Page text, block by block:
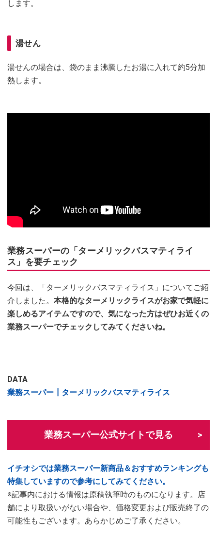
します。
湯せん
湯せんの場合は、袋のまま沸騰したお湯に入れて約5分加
熱します。
業務スーパーの「ターメリックバスマティライ
ス」を要チェック
今回は、「ターメリックバスマティライス」についてご紹
介しました。 本格的なターメリックライスがお家で気軽に
楽しめるアイテムですので、気になった方はぜひお近くの
業務スーパーでチェックしてみてくださいね。
DATA
業務スーパー┃ターメリックバスマティライス
業務スーパー公式サイトで見る
イチオシでは業務スーパー新商品＆おすすめランキングも
特集していますので参考にしてみてください。
※記事内における情報は原稿執筆時のものになります。店
舗により取扱いがない場合や、価格変更および販売終了の
可能性もございます。あらかじめご了承ください。